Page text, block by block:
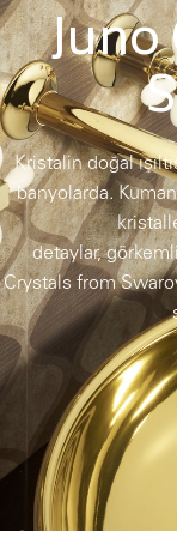
Kristalin doğal
banyolarda.
detaylar,
Crystals from